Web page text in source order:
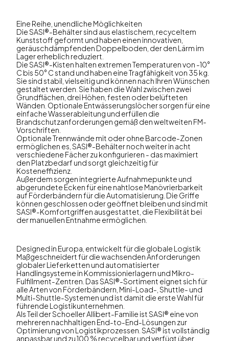
Eine Reihe, unendliche Möglichkeiten
Die SASI®-Behälter sind aus elastischem, recyceltem
Kunststoff geformt und haben einen innovativen,
geräuschdämpfenden Doppelboden, der den Lärm im
Lager erheblich reduziert.
Die SASI®-Kisten halten extremen Temperaturen von -10°
C bis 50° C stand und haben eine Tragfähigkeit von 35 kg.
Sie sind stabil, vielseitig und können nach Ihren Wünschen
gestaltet werden. Sie haben die Wahl zwischen zwei
Grundflächen, drei Höhen, festen oder belüfteten
Wänden. Optionale Entwässerungslöcher sorgen für eine
einfache Wasserableitung und erfüllen die
Brandschutzanforderungen gemäß den weltweiten FM-
Vorschriften.
Optionale Trennwände mit oder ohne Barcode-Zonen
ermöglichen es, SASI®-Behälter noch weiter in acht
verschiedene Fächer zu konfigurieren - das maximiert
den Platzbedarf und sorgt gleichzeitig für
Kosteneffizienz.
Außerdem sorgen integrierte Aufnahmepunkte und
abgerundete Ecken für eine nahtlose Manövrierbarkeit
auf Förderbändern für die Automatisierung. Die Griffe
können geschlossen oder geöffnet bleiben und sind mit
SASI®-Komfortgriffen ausgestattet, die Flexibilität bei
der manuellen Entnahme ermöglichen.
Designed in Europa, entwickelt für die globale Logistik
Maßgeschneidert für die wachsenden Anforderungen
globaler Lieferketten und automatisierter
Handlingsysteme in Kommissionierlagern und Mikro-
Fulfillment-Zentren. Das SASI®-Sortiment eignet sich für
alle Arten von Förderbändern, Mini-Load-, Shuttle- und
Multi-Shuttle-Systemen und ist damit die erste Wahl für
führende Logistikunternehmen.
Als Teil der Schoeller Allibert-Familie ist SASI® eine von
mehreren nachhaltigen End-to-End-Lösungen zur
Optimierung von Logistikprozessen. SASI® ist vollständig
anpassbar und zu 100 % recycelbar und verfügt über